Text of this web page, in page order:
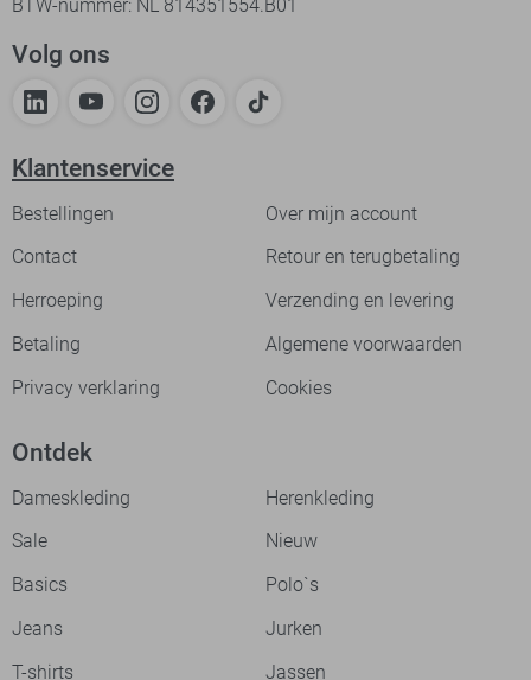
BTW-nummer: NL 814351554.B01
Volg ons
Klantenservice
Bestellingen
Over mijn account
Contact
Retour en terugbetaling
Herroeping
Verzending en levering
Betaling
Algemene voorwaarden
Privacy verklaring
Cookies
Ontdek
Dameskleding
Herenkleding
Sale
Nieuw
Basics
Polo`s
Jeans
Jurken
T-shirts
Jassen